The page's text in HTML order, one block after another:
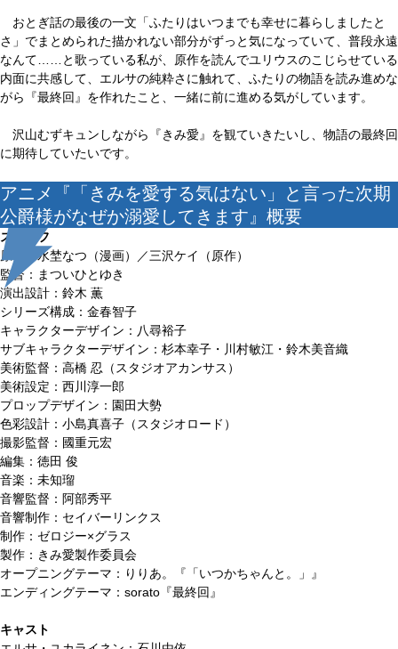
おとぎ話の最後の一文「ふたりはいつまでも幸せに暮らしましたと
さ」でまとめられた描かれない部分がずっと気になっていて、普段永遠
なんて……と歌っている私が、原作を読んでユリウスのこじらせている
内面に共感して、エルサの純粋さに触れて、ふたりの物語を読み進めな
がら『最終回』を作れたこと、一緒に前に進める気がしています。
沢山むずキュンしながら『きみ愛』を観ていきたいし、物語の最終回
に期待していたいです。
アニメ『「きみを愛する気はない」と言った次期
公爵様がなぜか溺愛してきます』概要
スタッフ
原作：水埜なつ（漫画）／三沢ケイ（原作）
監督：まついひとゆき
演出設計：鈴木 薫
シリーズ構成：金春智子
キャラクターデザイン：八尋裕子
サブキャラクターデザイン：杉本幸子・川村敏江・鈴木美音織
美術監督：高橋 忍（スタジオアカンサス）
美術設定：西川淳一郎
プロップデザイン：園田大勢
色彩設計：小島真喜子（スタジオロード）
撮影監督：國重元宏
編集：徳田 俊
音楽：未知瑠
音響監督：阿部秀平
音響制作：セイバーリンクス
制作：ゼロジー×グラス
製作：きみ愛製作委員会
オープニングテーマ：りりあ。『「いつかちゃんと。」』
エンディングテーマ：sorato『最終回』
キャスト